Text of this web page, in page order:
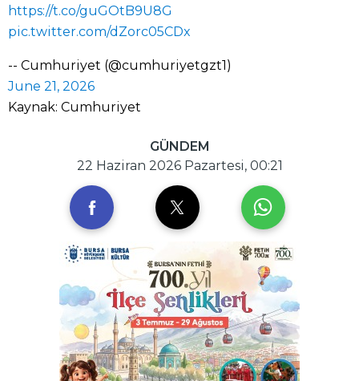
https://t.co/guGOtB9U8G
pic.twitter.com/dZorc05CDx
-- Cumhuriyet (@cumhuriyetgzt1)
June 21, 2026
Kaynak: Cumhuriyet
GÜNDEM
22 Haziran 2026 Pazartesi, 00:21